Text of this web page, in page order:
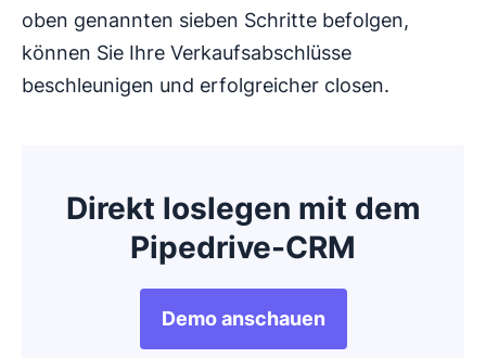
oben genannten sieben Schritte befolgen,
können Sie Ihre Verkaufsabschlüsse
beschleunigen und erfolgreicher closen.
Direkt loslegen mit dem
Pipedrive-CRM
Demo anschauen